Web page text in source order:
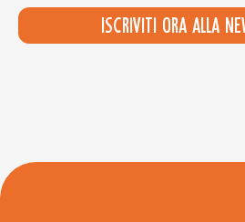
Iscriviti ora alla